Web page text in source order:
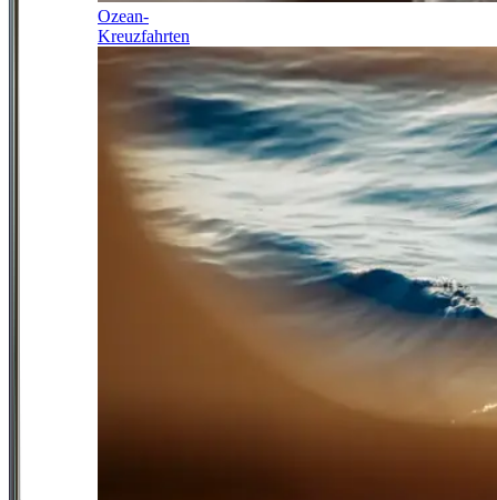
Ozean-
Kreuzfahrten